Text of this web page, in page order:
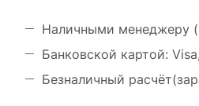
Наличными менеджеру
Банковской картой:
Безналичный